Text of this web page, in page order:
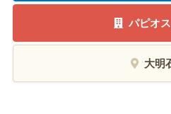
パピオ
大明